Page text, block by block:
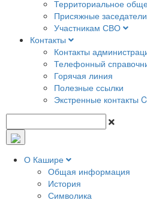
Территориальное
Присяжные заседатели
Участникам СВО
Контакты
Контакты
Телефонный
Горячая линия
Полезные ссылки
Экстренные контакты
О Кашире
Общая информация
История
Символика